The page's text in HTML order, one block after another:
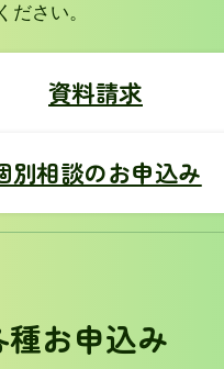
ださい。
資料請求
別相談のお申込み
お申込み